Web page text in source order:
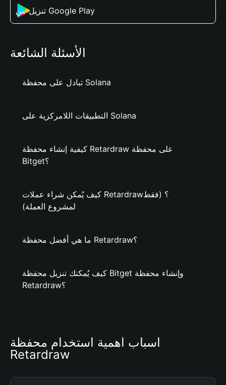
تنزيل من Google Play
الأسئلة الشائعة
تبادل على محفظة Solana
التطبيقات اللامركزية على Solana
كيفية إنشاء محفظة Retardraw على محفظة
Bitget؟
كيف يُمكن شراء عملات Retardraw؟ (فقط
لمشروع العملة)
ما هي أفضل محفظة Retardraw؟
كيف يُمكنك تنزيل محفظة Bitget وإنشاء محفظة
Retardraw؟
أسباب أهمية استخدام محفظة
Retardraw